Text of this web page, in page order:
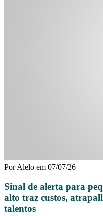
PorAlelo em 07/07/26
Sinal de alerta para
alto traz custos,
talentos